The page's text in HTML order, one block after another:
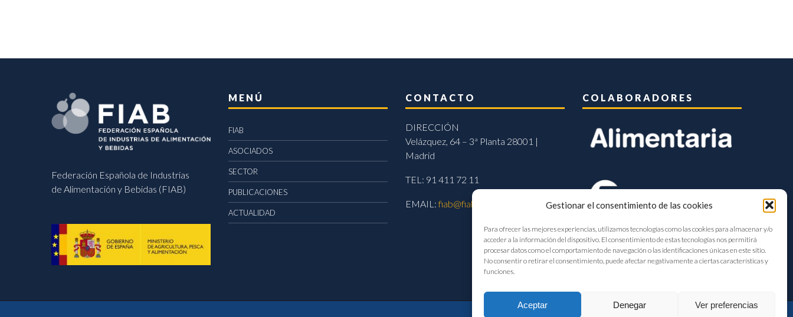
Gestionar el consentimiento de las cookies
Para ofrecer las mejores experiencias, utilizamos tecnologías como las cookies para almacenar y/o
acceder a la información del dispositivo. El consentimiento de estas tecnologías nos permitirá
procesar datos como el comportamiento de navegación o las identificaciones únicas en este sitio.
No consentir o retirar el consentimiento, puede afectar negativamente a ciertas características y
funciones.
Aceptar Denegar Ver preferencias
Federación Española de Industrias
de Alimentación y Bebidas (FIAB)
MENÚ
FIAB
ASOCIADOS
SECTOR
PUBLICACIONES
ACTUALIDAD
CONTACTO
DIRECCIÓN
Velázquez, 64 – 3ª Planta 28001 |
Madrid
TEL: 91 411 72 11
EMAIL:fiab@fiab.es
COLABORADORES